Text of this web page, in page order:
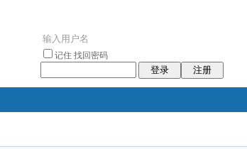
记住 找回密码
登录 注册